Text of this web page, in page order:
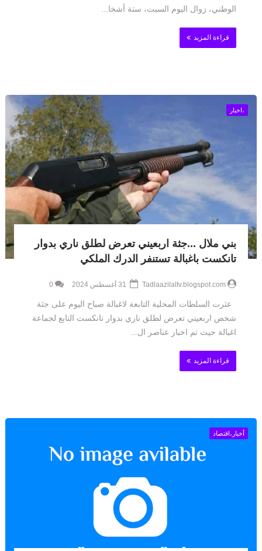
الوطني، زوال اليوم السبت، ستة أشخا...
قراءة المزيد
،اخبار
بني ملال ...جثة اربعيني تعرض لطلق ناري بدوار
تانكست باغبالة تستنفر الدرك الملكي
Tadlaazilaltv.blogspot.com
0
عثرت السلطات المحلية التابعة لاغبالة صباح اليوم على جثة
شخص اربعيني تعرض لطلق ناري بدوار تانكست التابع لجماعة
اغبالة حيث تم اخبار عناصر ال...
قراءة المزيد
أخبار،اقتصاد